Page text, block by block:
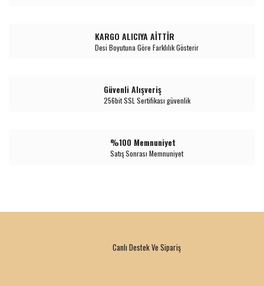
KARGO ALICIYA AİTTİR
Desi Boyutuna Göre Farklılık Gösterir
Güvenli Alışveriş
256bit SSL Sertifikası güvenlik
%100 Memnuniyet
Satış Sonrası Memnuniyet
Canlı Destek Ve Sipariş